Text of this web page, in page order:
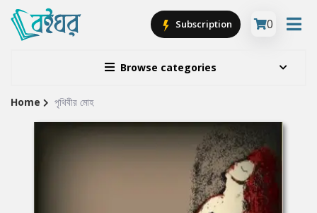
Browse categories
Subscription 0
Site
Breadcrumb
Home পৃথিবীর মোহ